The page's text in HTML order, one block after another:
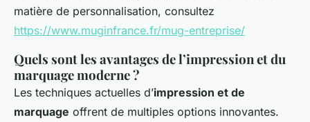
matière de personnalisation, consultez
https://www.muginfrance.fr/mug-entreprise/
Quels sont les avantages de l’impression et du
marquage moderne ?
Les techniques actuelles d’impression et de
marquage offrent de multiples options innovantes.